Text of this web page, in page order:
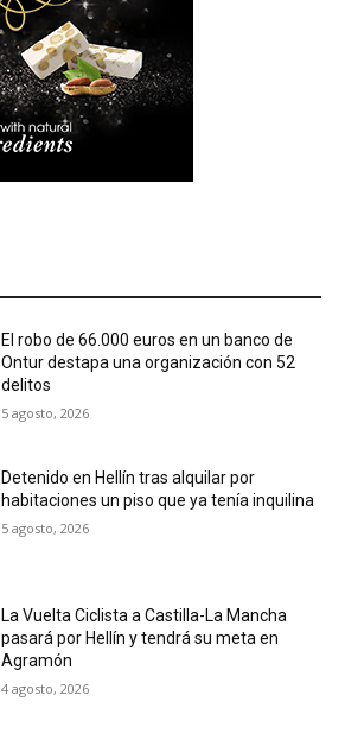
El robo de 66.000 euros en un banco de
Ontur destapa una organización con 52
delitos
5 agosto, 2026
Detenido en Hellín tras alquilar por
habitaciones un piso que ya tenía inquilina
5 agosto, 2026
La Vuelta Ciclista a Castilla-La Mancha
pasará por Hellín y tendrá su meta en
Agramón
4 agosto, 2026